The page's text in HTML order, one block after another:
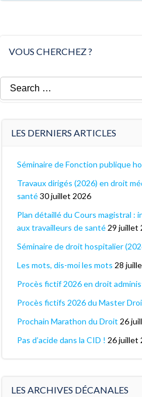
VOUS CHERCHEZ ?
Search
for:
LES DERNIERS ARTICLES
Séminaire de Fonction publique
Travaux dirigés (2026) en droit
santé30 juillet 2026
Plan détaillé du Cours magistral :
aux travailleurs de santé 29 juillet
Séminaire de droit hospitalier
Les mots, dis-moi les mots 28
Procès fictif 2026 en droit
Procès fictifs 2026 du Master
Prochain Marathon du Droit 26
Pas d’acide dans la CID ! 26 juillet
LES ARCHIVES DÉCANALES